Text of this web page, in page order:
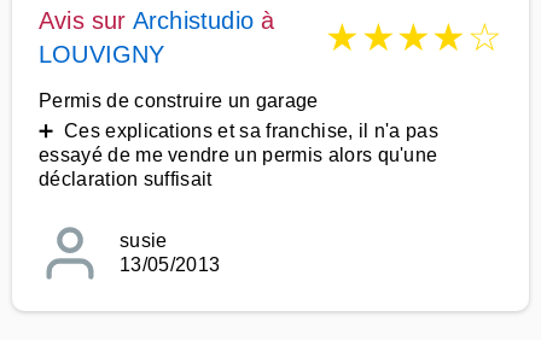
Avis sur Archistudio à
LOUVIGNY
★★★★☆
Permis de construire un garage
➕ Ces explications et sa franchise, il n'a pas
essayé de me vendre un permis alors qu'une
déclaration suffisait
susie
13/05/2013